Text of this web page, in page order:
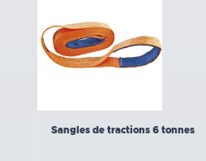
Sangles de tractions 6 tonnes